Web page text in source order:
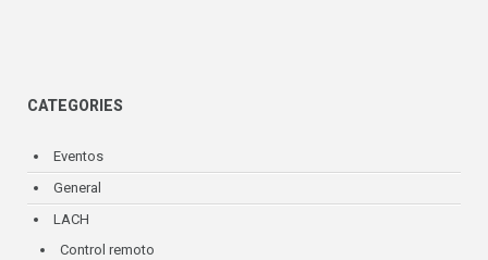
CATEGORIES
Eventos
General
LACH
Control remoto